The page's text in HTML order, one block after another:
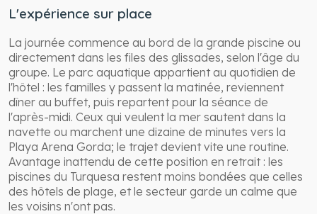
L'expérience sur place
La journée commence au bord de la grande piscine ou
directement dans les files des glissades, selon l'âge du
groupe. Le parc aquatique appartient au quotidien de
l'hôtel : les familles y passent la matinée, reviennent
dîner au buffet, puis repartent pour la séance de
l'après-midi. Ceux qui veulent la mer sautent dans la
navette ou marchent une dizaine de minutes vers la
Playa Arena Gorda; le trajet devient vite une routine.
Avantage inattendu de cette position en retrait : les
piscines du Turquesa restent moins bondées que celles
des hôtels de plage, et le secteur garde un calme que
les voisins n'ont pas.